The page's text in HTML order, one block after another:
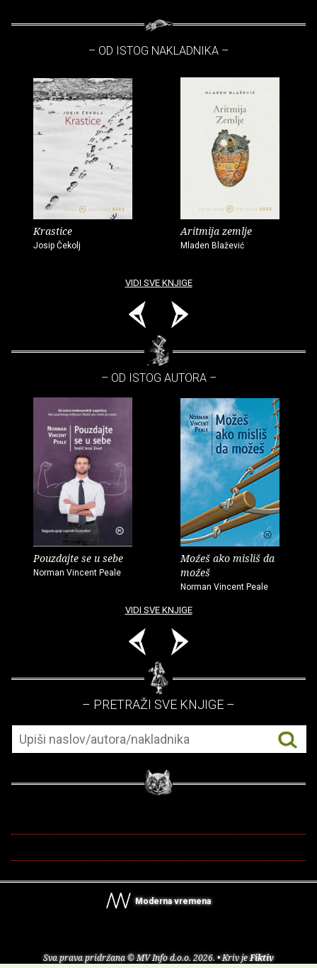
– OD ISTOG NAKLADNIKA –
Krastice
Josip Čekolj
Aritmija zemlje
Mladen Blažević
VIDI SVE KNJIGE
– OD ISTOG AUTORA –
Pouzdajte se u sebe
Norman Vincent Peale
Možeš ako misliš da
možeš
Norman Vincent Peale
VIDI SVE KNJIGE
– PRETRAŽI SVE KNJIGE –
Moderna vremena
Sva prava pridržana © MV Info d.o.o. 2026. • Kriv jeFiktiv